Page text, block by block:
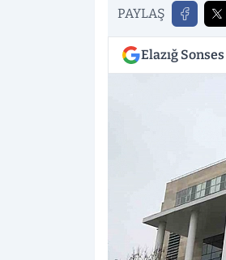
PAYLAŞ
Elazığ Sonses